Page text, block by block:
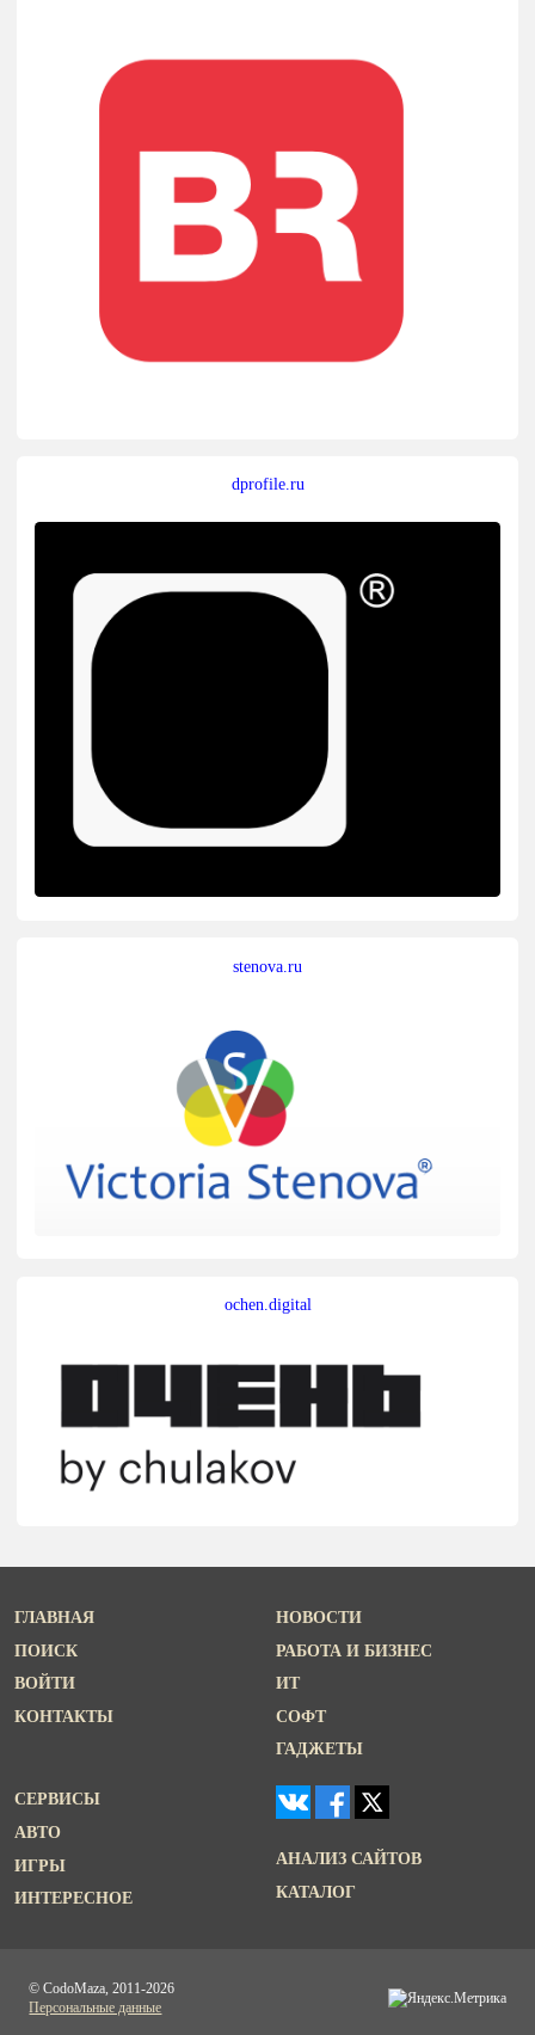
dprofile.ru
stenova.ru
ochen.digital
ГЛАВНАЯ
ПОИСК
ВОЙТИ
КОНТАКТЫ
НОВОСТИ
РАБОТА И БИЗНЕС
ИТ
СОФТ
ГАДЖЕТЫ
СЕРВИСЫ
АВТО
ИГРЫ
ИНТЕРЕСНОЕ
АНАЛИЗ САЙТОВ
КАТАЛОГ
© CodoMaza, 2011-2026
Персональные данные